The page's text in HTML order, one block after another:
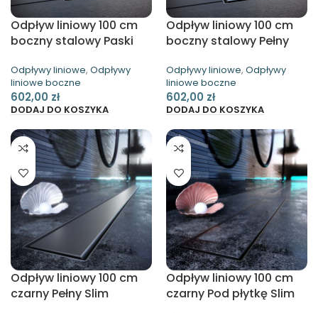
Odpływ liniowy 100 cm
boczny stalowy Paski
Odpływy liniowe, Odpływy
liniowe boczne
602,00 zł
DODAJ DO KOSZYKA
Odpływ liniowy 100 cm
boczny stalowy Pełny
Odpływy liniowe, Odpływy
liniowe boczne
602,00 zł
DODAJ DO KOSZYKA
Odpływ liniowy 100 cm
czarny Pełny Slim
Odpływ liniowy 100 cm
czarny Pod płytkę Slim